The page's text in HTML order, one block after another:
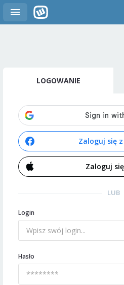
LOGOWANIE
Zaloguj się
Zaloguj
LUB
Login
Hasło